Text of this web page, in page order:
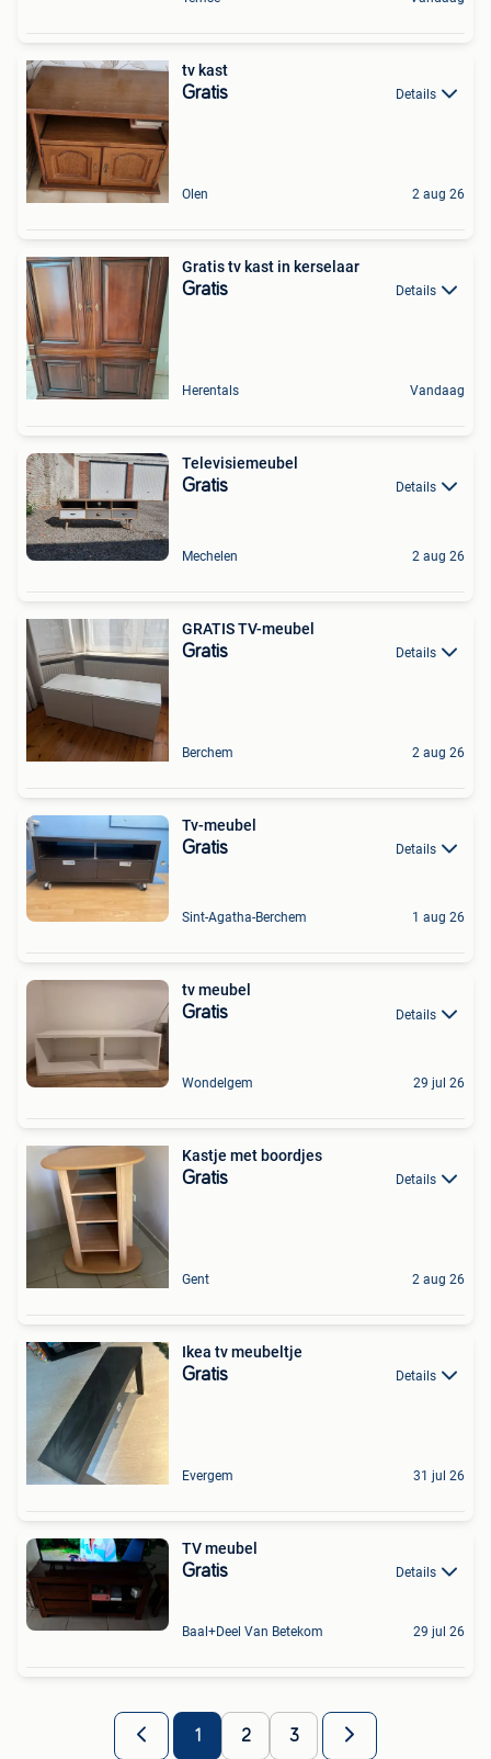
tv kast
Gratis Details
Olen 2 aug 26
Gratis tv kast in kerselaar
Gratis Details
Herentals Vandaag
Televisiemeubel
Gratis Details
Mechelen 2 aug 26
GRATIS TV-meubel
Gratis Details
Berchem 2 aug 26
Tv-meubel
Gratis Details
Sint-Agatha-Berchem 1 aug 26
tv meubel
Gratis Details
Wondelgem 29 jul 26
Kastje met boordjes
Gratis Details
Gent 2 aug 26
Ikea tv meubeltje
Gratis Details
Evergem 31 jul 26
TV meubel
Gratis Details
Baal+Deel Van Betekom 29 jul 26
1 2 3